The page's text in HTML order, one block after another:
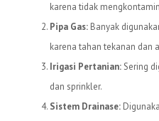
karena tidak
Pipa Gas: Banyak
karena tahan tekanan dan
Irigasi Pertanian:Sering
dan sprinkler.
Sistem Drainase: